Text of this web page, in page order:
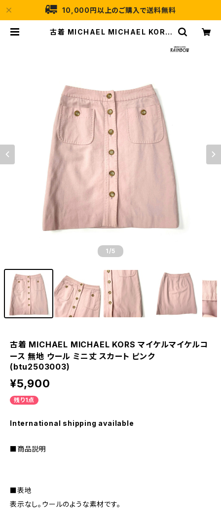
10,000円以上のご購入で送料無料
古着 MICHAEL MICHAEL KORS
ミニ丈 スカート ピンク (btu25030
1 /5
古着 MICHAEL MICHAEL KORS マイケルマイケルコ
ース 無地 ウール ミニ丈 スカート ピンク
(btu2503003)
¥5,900
残り1点
International shipping available
■商品説明
■表地
表示なし。ウールのような素材です。